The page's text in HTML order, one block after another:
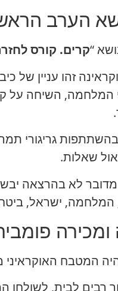
הערב
“קרים. קורס
זהו עניין של
המלחמה, השיחה
גריגורי
שאלות.
מדובר לא בהרצאה
ישראל,
ומכירה
המטבח האוקראיני
רבים לבית, לשולחן